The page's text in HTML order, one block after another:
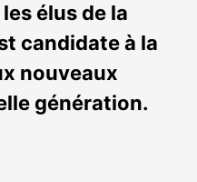
élus de la
candidate à la
nouveaux
génération.